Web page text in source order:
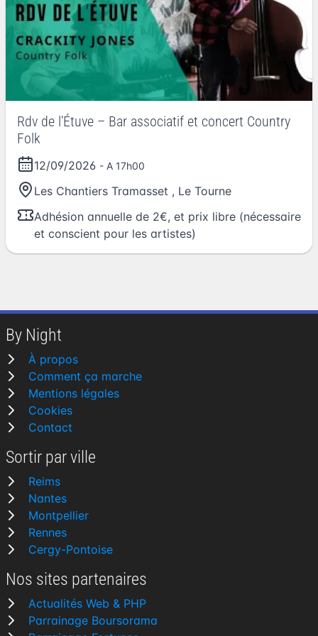
Rdv de l’Étuve – Bar associatif et concert Country
Folk
12/09/2026 - A 17h00
Les Chantiers Tramasset , Le Tourne
Adhésion annuelle de 2€, et prix libre (nécessaire
et conscient pour les artistes)
By Night
À propos
Comment ça marche
Mentions légales
Cookies
Contact
Sortir par ville
Reims
Nantes
Montpellier
Rennes
Cergy-Pontoise
Nos sites partenaires
Actualités Web & PHP
Parrainage Boursorama